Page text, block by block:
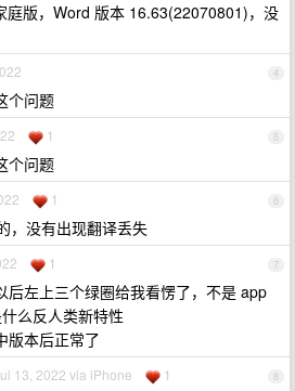
庭版，Word 版本 16.63(22070801)，没
4
个问题
5
1
个问题
6
1
，没有出现翻译丢失
7
1
后左上三个绿圈给我看愣了，不是 app
么反人类新特性
版本后正常了
8
13, 2022 via iPhone 1